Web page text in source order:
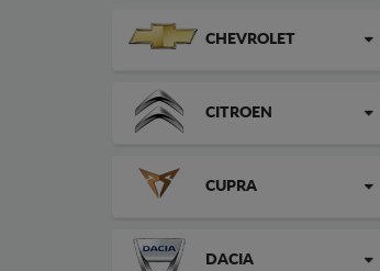
CHEVROLET
CITROEN
CUPRA
DACIA